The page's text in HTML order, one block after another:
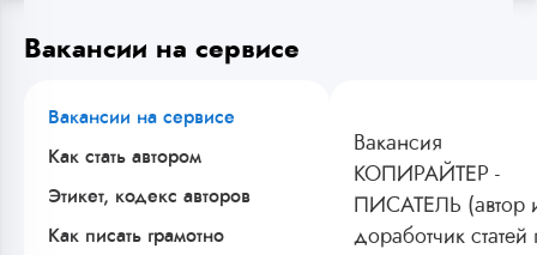
Вакансии на сервисе
Вакансии на сервисе
Как стать автором
Этикет, кодекс авторов
Как писать грамотно
Вакансия
КОПИРАЙТЕР -
ПИСАТЕЛЬ (автор
доработчик статей